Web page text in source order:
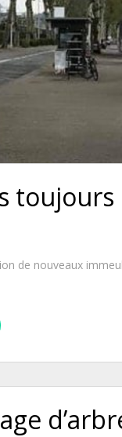
toujours
de nouveaux